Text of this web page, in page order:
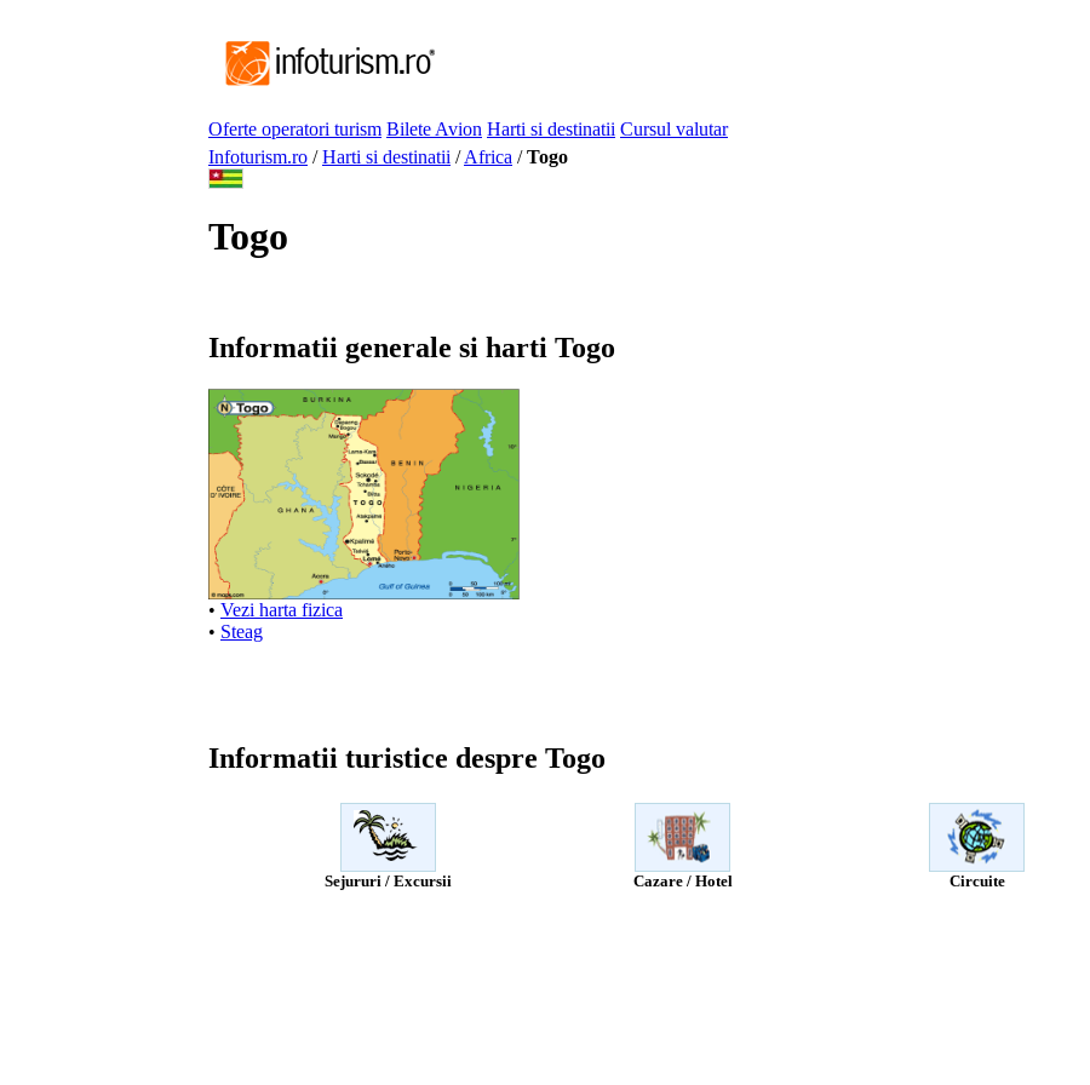
Oferte operatori turism Bilete Avion Harti si destinatii Cursul valutar
Infoturism.ro /Harti si destinatii /Africa /Togo
Togo
Informatii generale si harti Togo
• Vezi harta fizica
• Steag
Informatii turistice despre Togo
Sejururi / Excursii Cazare / Hotel Circuite